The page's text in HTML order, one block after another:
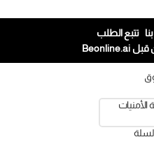
تتبع الطلب
قبل Beonline.ai
الأمنيات